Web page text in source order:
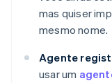
mas quiser
mesmo nome.
Agente
usar um